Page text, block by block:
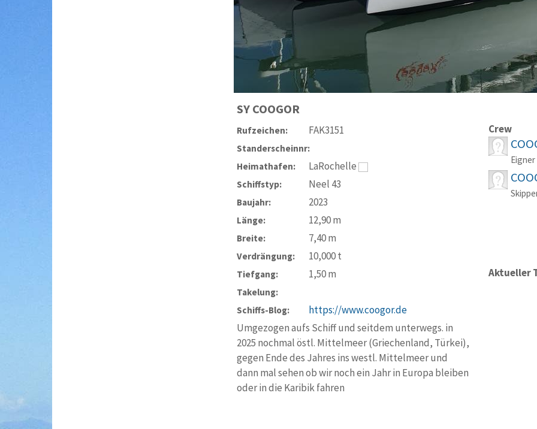
SYCOOGOR
Rufzeichen: FAK3151
Standerscheinnr:
Heimathafen:
LaRochelle
Schiffstyp: Neel 43
Baujahr: 2023
Länge: 12,90m
Breite: 7,40m
Verdrängung: 10,000t
Tiefgang: 1,50m
Takelung:
Schiffs-Blog:
https://www.coogor.de
Umgezogen aufs Schiff und seitdem unterwegs. in
2025 nochmal östl. Mittelmeer (Griechenland, Türkei),
gegen Ende des Jahres ins westl. Mittelmeer und
dann mal sehen ob wir noch ein Jahr in Europa bleiben
oder in die Karibik fahren
Crew
Eigner
Aktueller